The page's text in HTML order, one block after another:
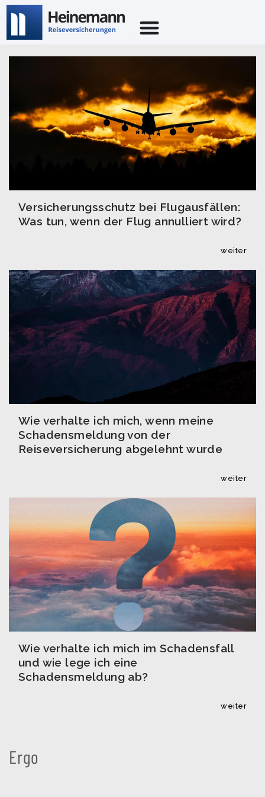
Versicherungsschutz bei Flugausfällen:
Was tun, wenn der Flug annulliert wird?
weiter
Wie verhalte ich mich, wenn meine
Schadensmeldung von der
Reiseversicherung abgelehnt wurde
weiter
Wie verhalte ich mich im Schadensfall
und wie lege ich eine
Schadensmeldung ab?
weiter
Ergo